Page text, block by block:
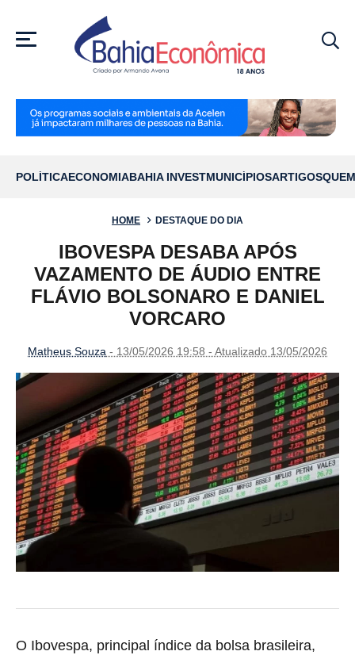
MENU
POLÍTICAECONOMIABAHIA INVESTMUNICÍPIOSARTIGOS
HOME DESTAQUE DO DIA
IBOVESPA DESABA APÓS
VAZAMENTO DE ÁUDIO ENTRE
FLÁVIO BOLSONARO E DANIEL
VORCARO
Matheus Souza - 13/05/2026 19:58 - Atualizado 13/05/2026
O Ibovespa, principal índice da bolsa brasileira,